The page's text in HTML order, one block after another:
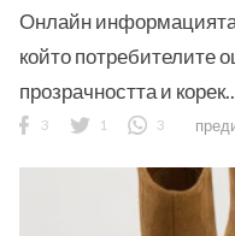
Онлайн информацията
който потребителите
прозрачността и
3 1 3